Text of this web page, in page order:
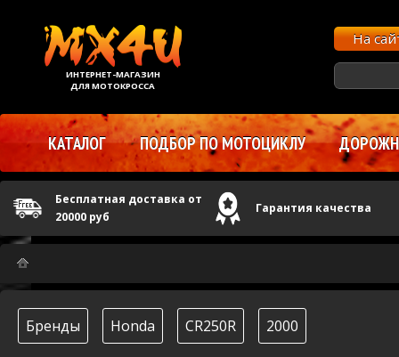
Бренды Honda CR250R 2000
ИНТЕРНЕТ-МАГАЗИН
ДЛЯ МОТОКРОССА
На
КАТАЛОГ ПОДБОР ПО МОТОЦИКЛУ
Бесплатная доставка от
20000 руб
Гарантия качества